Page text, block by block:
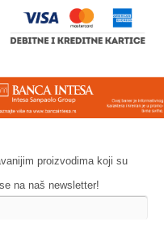
proizvodima koji su
na naš newsletter!